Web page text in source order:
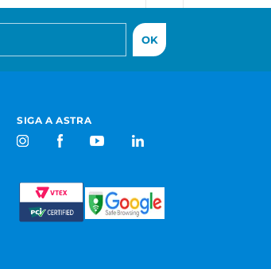
OK
SIGA A ASTRA